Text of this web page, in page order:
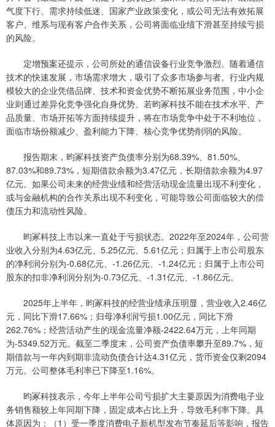
气度下行、需求持续低迷、国家产业政策变化，或公司无法有效拓展
客户、维系与现有客户合作关系，公司将面临业绩下滑甚至持续亏损
的风险。
定增预案还提示，公司所处的通信设备行业竞争激烈。随着通信
技术的快速发展，市场需求增大，吸引了众多市场参与者。行业内规
模较大的企业凭借品牌、技术和资金优势不断拓展业务范围，中小企
业则通过差异化竞争强化自身优势。若昀冢科技不能在技术水平、产
品质量、市场开拓等方面持续提升，将在市场竞争中处于不利地位，
面临市场份额减少、盈利能力下降、核心竞争优势削弱的风险。
报告期末，昀冢科技资产负债率分别为68.39%、81.50%、
87.03%和89.73%，短期借款余额为3.47亿元，长期借款余额为4.97
亿元。如果公司未来的经营业绩和经营活动现金流量出现不利变化，
或与金融机构的合作关系出现不利变化，可能导致公司面临较大的偿
债压力和流动性风险。
昀冢科技上市以来一直处于亏损状态。2022年至2024年，公司营
业收入分别为4.63亿元、5.25亿元、5.61亿元；归属于上市公司股东
的净利润分别为-0.68亿元、-1.26亿元、-1.24亿元；归属于上市公司
股东的扣非净利润分别为-0.73亿元、-1.31亿元、-1.86亿元。
2025年上半年，昀冢科技的经营业绩承压明显，营业收入2.46亿
元，同比下滑17.66%；归母净利润亏损1.00亿元，同比下滑
262.76%；经营活动产生的现金流量净额-2422.64万元，上年同期
为-5349.52万元。截至二季度末，公司资产负债率攀升至89.7%，短
期借款与一年内到期非流动负债合计达4.31亿元，货币资金仅剩2094
万元。公司整体毛利率已下降至1.16%。
昀冢科技表示，今年上半年公司亏损扩大主要原因为消费电子业
务销售额较上年同期下降，固定成本占比上升，导致毛利率下降。具
体原因为：（1）受一季度消费电子新机型发布节奏延后等影响，报告